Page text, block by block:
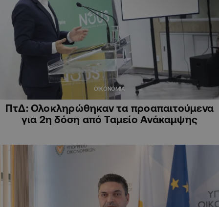
ΟΙΚΟΝΟΜΙΑ
ΠτΔ: Ολοκληρώθηκαν τα προαπαιτούμενα
για 2η δόση από Ταμείο Ανάκαμψης